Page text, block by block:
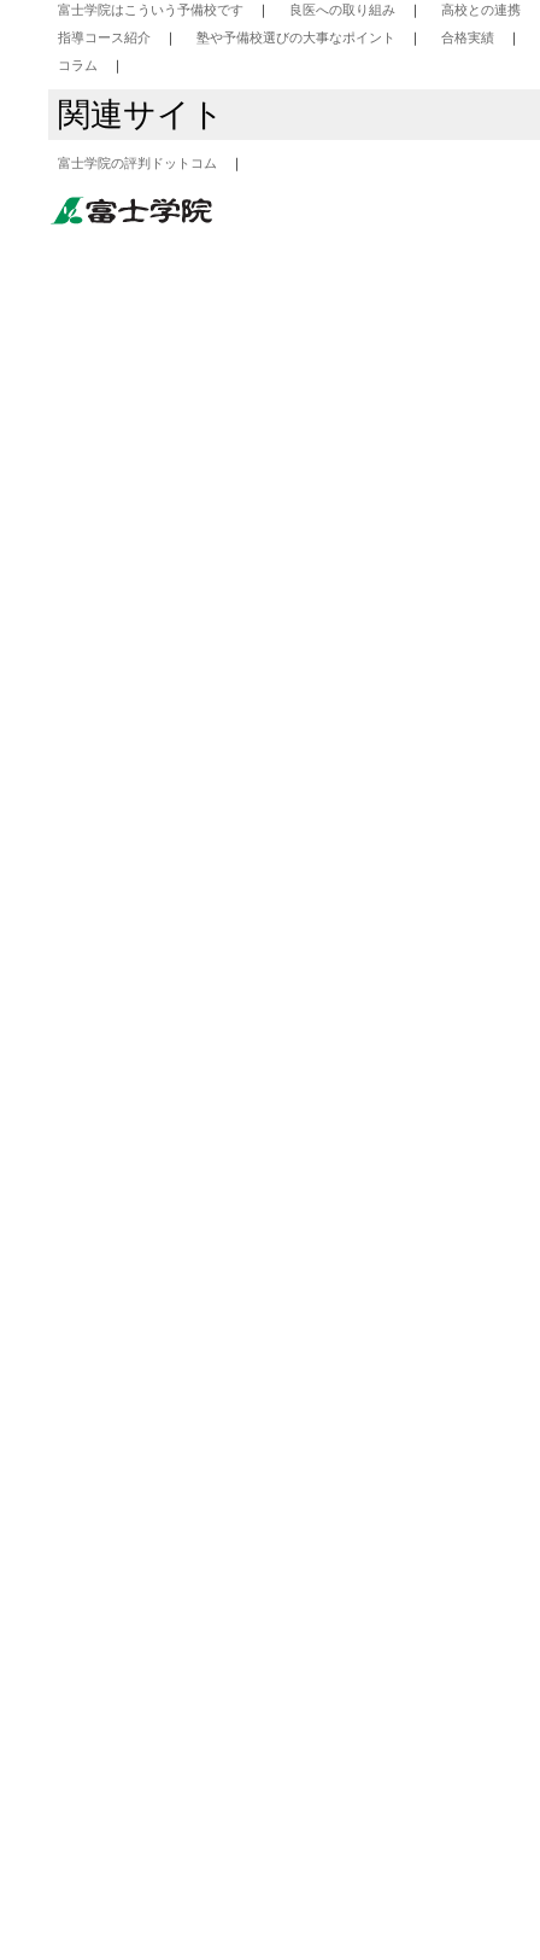
富士学院はこういう予備校です 良医への取り組み
高校との連携
指導コース紹介
塾や予備校選びの大事なポイント
合格実績
コラム
関連サイト
富士学院の評判ドットコム